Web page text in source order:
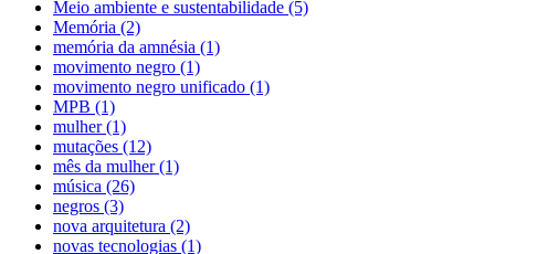
Meio ambiente e sustentabilidade (5)
Memória (2)
memória da amnésia (1)
movimento negro (1)
movimento negro unificado (1)
MPB (1)
mulher (1)
mutações (12)
mês da mulher (1)
música (26)
negros (3)
nova arquitetura (2)
novas tecnologias (1)